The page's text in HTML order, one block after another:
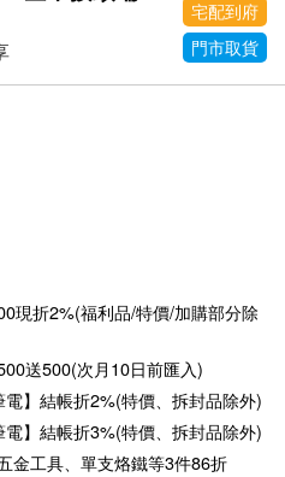
宅配到府
門市取貨
現折2%(福利品/特價/加購部分除
送500(次月10日前匯入)
】結帳折2%(特價、拆封品除外)
】結帳折3%(特價、拆封品除外)
金工具、單支烙鐵等3件86折